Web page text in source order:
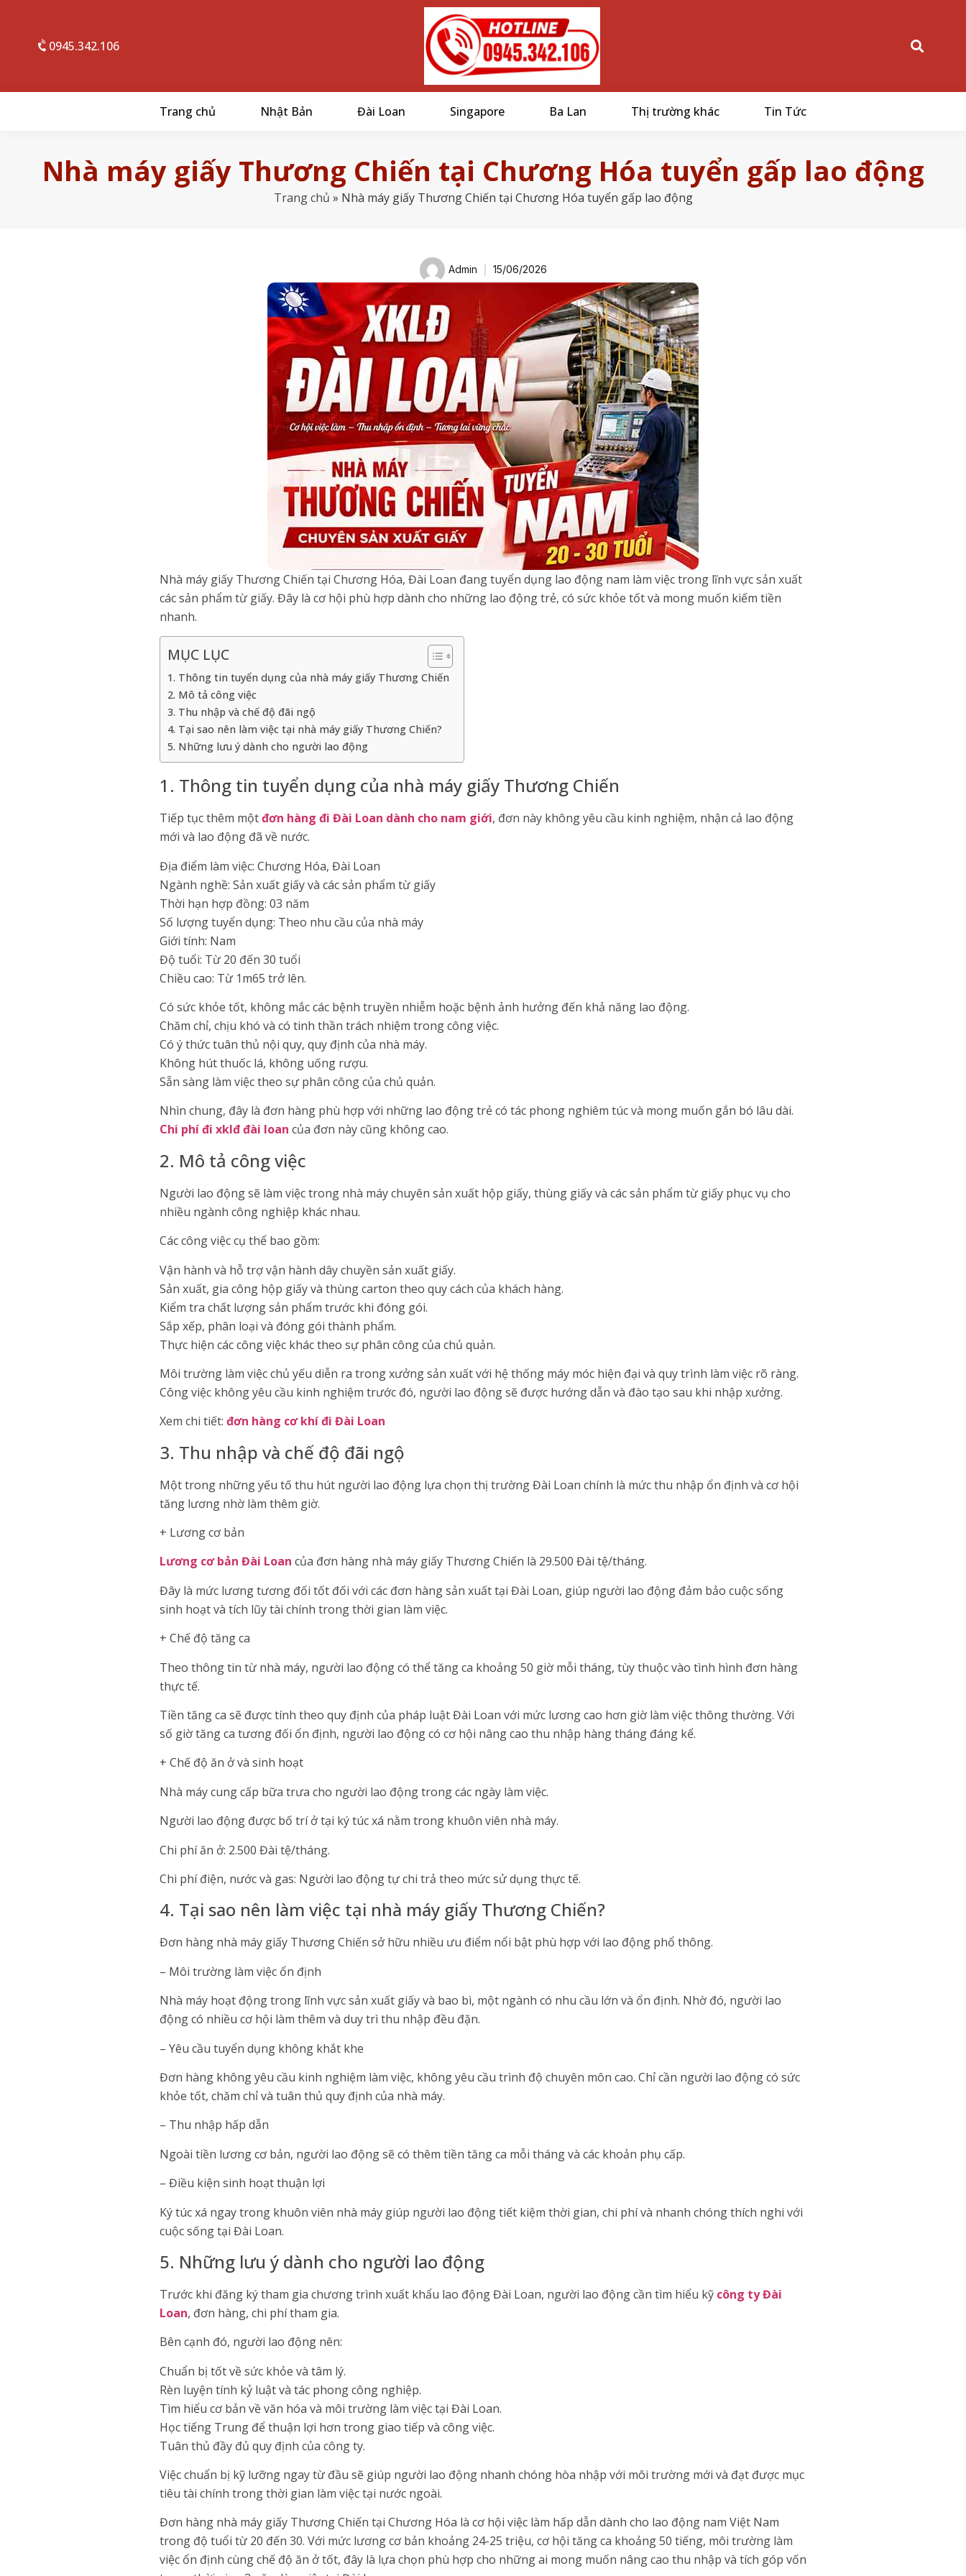
0945.342.106
Trang chủ Nhật Bản Đài Loan Singapore Ba Lan Thị trường khác Tin Tức
Nhà máy giấy Thương Chiến tại Chương Hóa tuyển gấp lao động
Trang chủ » Nhà máy giấy Thương Chiến tại Chương Hóa tuyển gấp lao động
Admin 15/06/2026
Nhà máy giấy Thương Chiến tại Chương Hóa, Đài Loan đang tuyển dụng lao động nam làm việc trong lĩnh vực sản xuất
các sản phẩm từ giấy. Đây là cơ hội phù hợp dành cho những lao động trẻ, có sức khỏe tốt và mong muốn kiếm tiền
nhanh.
MỤC LỤC
1. Thông tin tuyển dụng của nhà máy giấy Thương Chiến
2. Mô tả công việc
3. Thu nhập và chế độ đãi ngộ
4. Tại sao nên làm việc tại nhà máy giấy Thương Chiến?
5. Những lưu ý dành cho người lao động
1. Thông tin tuyển dụng của nhà máy giấy Thương Chiến
Tiếp tục thêm mộtđơn hàng đi Đài Loan dành cho nam giới, đơn này không yêu cầu kinh nghiệm, nhận cả lao động
mới và lao động đã về nước.
Địa điểm làm việc: Chương Hóa, Đài Loan
Ngành nghề: Sản xuất giấy và các sản phẩm từ giấy
Thời hạn hợp đồng: 03 năm
Số lượng tuyển dụng: Theo nhu cầu của nhà máy
Giới tính: Nam
Độ tuổi: Từ 20 đến 30 tuổi
Chiều cao: Từ 1m65 trở lên.
Có sức khỏe tốt, không mắc các bệnh truyền nhiễm hoặc bệnh ảnh hưởng đến khả năng lao động.
Chăm chỉ, chịu khó và có tinh thần trách nhiệm trong công việc.
Có ý thức tuân thủ nội quy, quy định của nhà máy.
Không hút thuốc lá, không uống rượu.
Sẵn sàng làm việc theo sự phân công của chủ quản.
Nhìn chung, đây là đơn hàng phù hợp với những lao động trẻ có tác phong nghiêm túc và mong muốn gắn bó lâu dài.
Chi phí đi xklđ đài loan của đơn này cũng không cao.
2. Mô tả công việc
Người lao động sẽ làm việc trong nhà máy chuyên sản xuất hộp giấy, thùng giấy và các sản phẩm từ giấy phục vụ cho
nhiều ngành công nghiệp khác nhau.
Các công việc cụ thể bao gồm:
Vận hành và hỗ trợ vận hành dây chuyền sản xuất giấy.
Sản xuất, gia công hộp giấy và thùng carton theo quy cách của khách hàng.
Kiểm tra chất lượng sản phẩm trước khi đóng gói.
Sắp xếp, phân loại và đóng gói thành phẩm.
Thực hiện các công việc khác theo sự phân công của chủ quản.
Môi trường làm việc chủ yếu diễn ra trong xưởng sản xuất với hệ thống máy móc hiện đại và quy trình làm việc rõ ràng.
Công việc không yêu cầu kinh nghiệm trước đó, người lao động sẽ được hướng dẫn và đào tạo sau khi nhập xưởng.
Xem chi tiết: đơn hàng cơ khí đi Đài Loan
3. Thu nhập và chế độ đãi ngộ
Một trong những yếu tố thu hút người lao động lựa chọn thị trường Đài Loan chính là mức thu nhập ổn định và cơ hội
tăng lương nhờ làm thêm giờ.
+ Lương cơ bản
Lương cơ bản Đài Loan của đơn hàng nhà máy giấy Thương Chiến là 29.500 Đài tệ/tháng.
Đây là mức lương tương đối tốt đối với các đơn hàng sản xuất tại Đài Loan, giúp người lao động đảm bảo cuộc sống
sinh hoạt và tích lũy tài chính trong thời gian làm việc.
+ Chế độ tăng ca
Theo thông tin từ nhà máy, người lao động có thể tăng ca khoảng 50 giờ mỗi tháng, tùy thuộc vào tình hình đơn hàng
thực tế.
Tiền tăng ca sẽ được tính theo quy định của pháp luật Đài Loan với mức lương cao hơn giờ làm việc thông thường. Với
số giờ tăng ca tương đối ổn định, người lao động có cơ hội nâng cao thu nhập hàng tháng đáng kể.
+ Chế độ ăn ở và sinh hoạt
Nhà máy cung cấp bữa trưa cho người lao động trong các ngày làm việc.
Người lao động được bố trí ở tại ký túc xá nằm trong khuôn viên nhà máy.
Chi phí ăn ở: 2.500 Đài tệ/tháng.
Chi phí điện, nước và gas: Người lao động tự chi trả theo mức sử dụng thực tế.
4. Tại sao nên làm việc tại nhà máy giấy Thương Chiến?
Đơn hàng nhà máy giấy Thương Chiến sở hữu nhiều ưu điểm nổi bật phù hợp với lao động phổ thông.
– Môi trường làm việc ổn định
Nhà máy hoạt động trong lĩnh vực sản xuất giấy và bao bì, một ngành có nhu cầu lớn và ổn định. Nhờ đó, người lao
động có nhiều cơ hội làm thêm và duy trì thu nhập đều đặn.
– Yêu cầu tuyển dụng không khắt khe
Đơn hàng không yêu cầu kinh nghiệm làm việc, không yêu cầu trình độ chuyên môn cao. Chỉ cần người lao động có sức
khỏe tốt, chăm chỉ và tuân thủ quy định của nhà máy.
– Thu nhập hấp dẫn
Ngoài tiền lương cơ bản, người lao động sẽ có thêm tiền tăng ca mỗi tháng và các khoản phụ cấp.
– Điều kiện sinh hoạt thuận lợi
Ký túc xá ngay trong khuôn viên nhà máy giúp người lao động tiết kiệm thời gian, chi phí và nhanh chóng thích nghi với
cuộc sống tại Đài Loan.
5. Những lưu ý dành cho người lao động
Trước khi đăng ký tham gia chương trình xuất khẩu lao động Đài Loan, người lao động cần tìm hiểu kỹ công ty Đài
Loan, đơn hàng, chi phí tham gia.
Bên cạnh đó, người lao động nên:
Chuẩn bị tốt về sức khỏe và tâm lý.
Rèn luyện tính kỷ luật và tác phong công nghiệp.
Tìm hiểu cơ bản về văn hóa và môi trường làm việc tại Đài Loan.
Học tiếng Trung để thuận lợi hơn trong giao tiếp và công việc.
Tuân thủ đầy đủ quy định của công ty.
Việc chuẩn bị kỹ lưỡng ngay từ đầu sẽ giúp người lao động nhanh chóng hòa nhập với môi trường mới và đạt được mục
tiêu tài chính trong thời gian làm việc tại nước ngoài.
Đơn hàng nhà máy giấy Thương Chiến tại Chương Hóa là cơ hội việc làm hấp dẫn dành cho lao động nam Việt Nam
trong độ tuổi từ 20 đến 30. Với mức lương cơ bản khoảng 24-25 triệu, cơ hội tăng ca khoảng 50 tiếng, môi trường làm
việc ổn định cùng chế độ ăn ở tốt, đây là lựa chọn phù hợp cho những ai mong muốn nâng cao thu nhập và tích góp vốn